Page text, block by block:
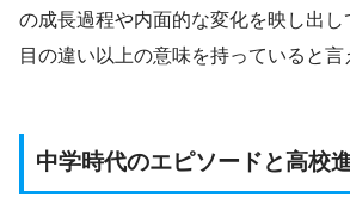
の成長過程や内面的な変化を映し出し
目の違い以上の意味を持っていると言
中学時代のエピソードと高校